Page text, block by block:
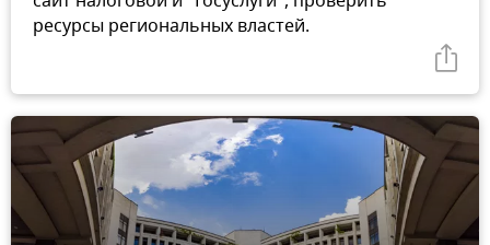
ресурсы региональных властей.